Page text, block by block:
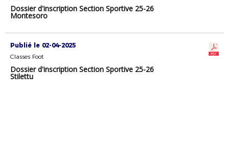
Dossier d'inscription Section Sportive 25-26
Montesoro
Publié le 02-04-2025
Classes Foot
Dossier d'inscription Section Sportive 25-26
Stilettu